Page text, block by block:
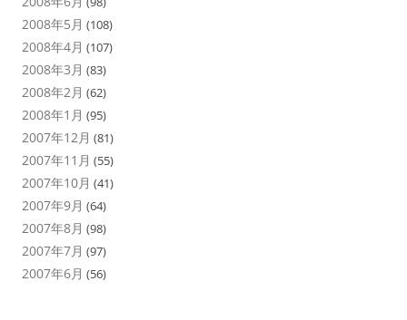
2008年5月 (108)
2008年4月 (107)
2008年3月 (83)
2008年2月 (62)
2008年1月 (95)
2007年12月 (81)
2007年11月 (55)
2007年10月 (41)
2007年9月 (64)
2007年8月 (98)
2007年7月 (97)
2007年6月 (56)